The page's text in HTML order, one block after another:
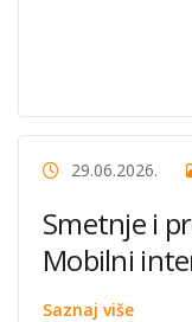
29.06.2026.
Smetnje i
Mobilni
Saznaj više